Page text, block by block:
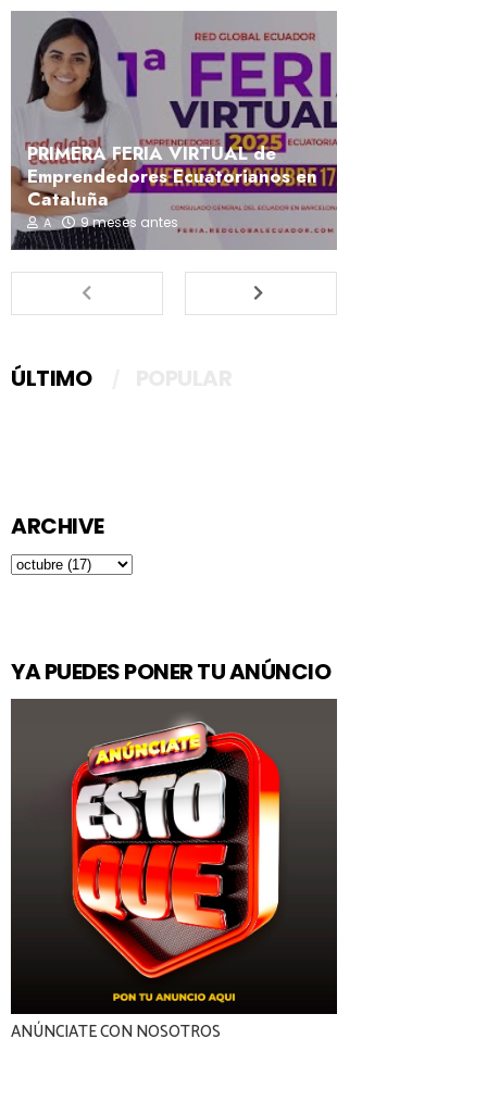
PRIMERA FERIA VIRTUAL de
Emprendedores Ecuatorianos en
Cataluña
A 9 meses antes
ÚLTIMO
ARCHIVE
YA PUEDES PONER TU ANÚNCIO
ANÚNCIATE CON NOSOTROS